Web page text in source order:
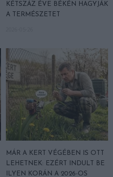
KÉTSZÁZ ÉVE BÉKÉN HAGYJÁK
A TERMÉSZETET
MÁR A KERT VÉGÉBEN IS OTT
LEHETNEK: EZÉRT INDULT BE
ILYEN KORÁN A 2026-OS